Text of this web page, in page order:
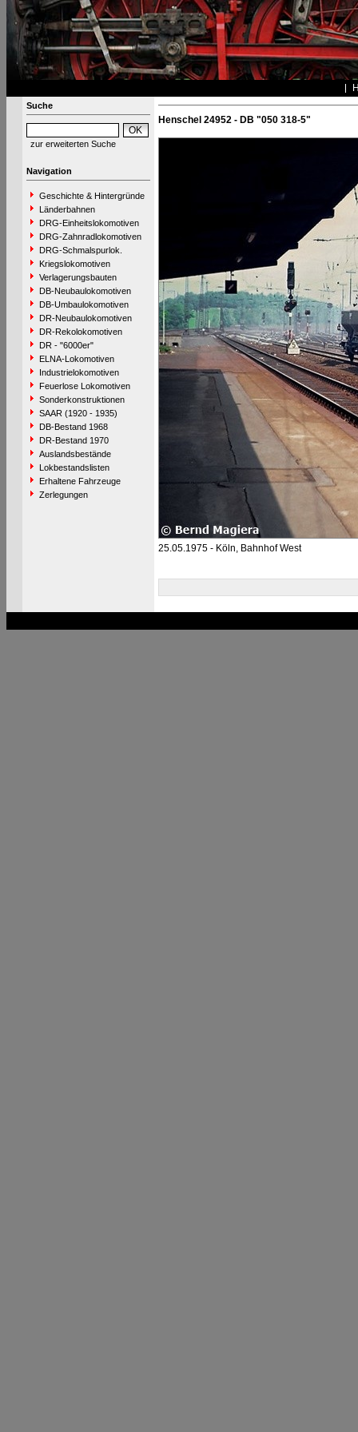
Suche
zur erweiterten Suche
Navigation
Geschichte & Hintergründe
Länderbahnen
DRG-Einheitslokomotiven
DRG-Zahnradlokomotiven
DRG-Schmalspurlok.
Kriegslokomotiven
Verlagerungsbauten
DB-Neubaulokomotiven
DB-Umbaulokomotiven
DR-Neubaulokomotiven
DR-Rekolokomotiven
DR - "6000er"
ELNA-Lokomotiven
Industrielokomotiven
Feuerlose Lokomotiven
Sonderkonstruktionen
SAAR (1920 - 1935)
DB-Bestand 1968
DR-Bestand 1970
Auslandsbestände
Lokbestandslisten
Erhaltene Fahrzeuge
Zerlegungen
Henschel 24952 - DB "050 318-5"
25.05.1975 - Köln, Bahnhof West